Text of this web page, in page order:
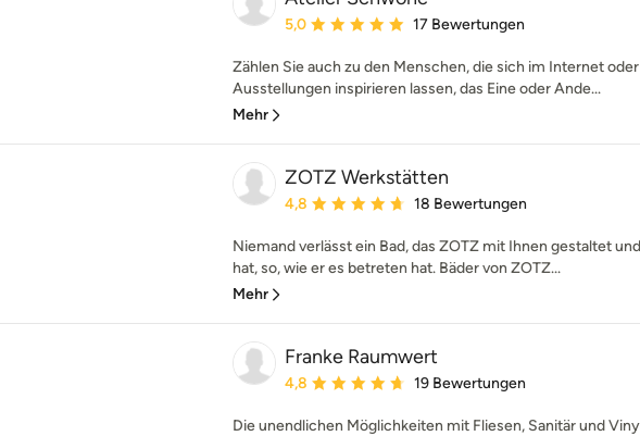
Durchschnittliche Bewertung: 5 von 5 Sternen
5,0 17 Bewertungen
Zählen Sie auch zu den Menschen, die sich im Internet
Ausstellungen inspirieren lassen, das Eine oder Ande...
Mehr
ZOTZ Werkstätten
Durchschnittliche Bewertung: 4.8 von 5 Sternen
4,8 18 Bewertungen
Niemand verlässt ein Bad, das ZOTZ mit Ihnen gestaltet
hat, so, wie er es betreten hat. Bäder von ZOTZ...
Mehr
Franke Raumwert
Durchschnittliche Bewertung: 4.8 von 5 Sternen
4,8 19 Bewertungen
Die unendlichen Möglichkeiten mit Fliesen, Sanitär und